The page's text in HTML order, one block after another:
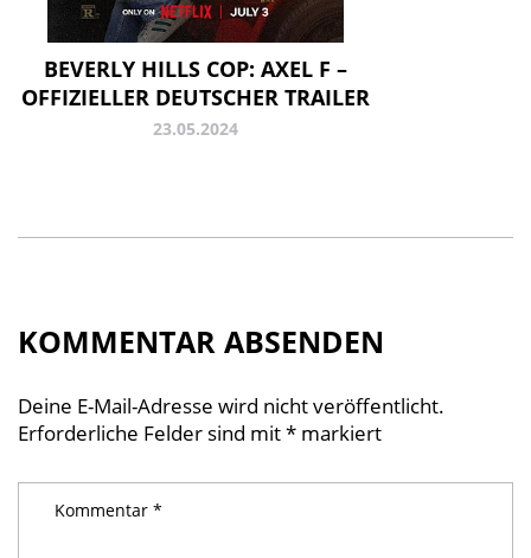
BEVERLY HILLS COP: AXEL F –
OFFIZIELLER DEUTSCHER TRAILER
23.05.2024
KOMMENTAR ABSENDEN
Deine E-Mail-Adresse wird nicht veröffentlicht.
Erforderliche Felder sind mit* markiert